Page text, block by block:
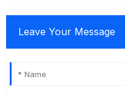
Leave Your Message